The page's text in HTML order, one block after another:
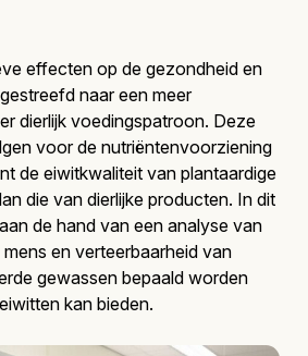
effecten op de gezondheid en
naar een meer
dierlijk voedingspatroon. Deze
voor de nutriëntenvoorziening
de eiwitkwaliteit van plantaardige
die van dierlijke producten. In dit
de hand van een analyse van
en verteerbaarheid van
gewassen bepaald worden
kan bieden.